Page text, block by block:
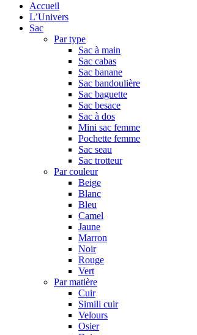
Accueil
L’Univers
Sac
Par type
Sac à main
Sac cabas
Sac banane
Sac bandoulière
Sac baguette
Sac besace
Sac à dos
Mini sac femme
Pochette femme
Sac seau
Sac trotteur
Par couleur
Beige
Blanc
Bleu
Camel
Jaune
Marron
Noir
Rouge
Vert
Par matière
Cuir
Simili cuir
Velours
Osier